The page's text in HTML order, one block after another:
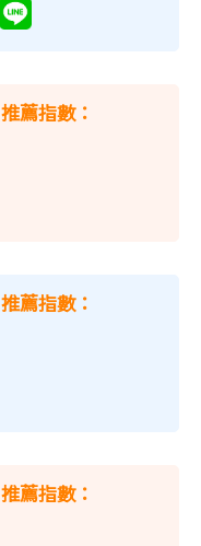
推薦指數：
推薦指數：
推薦指數：